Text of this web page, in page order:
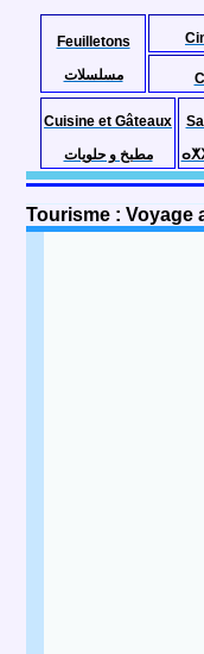
Feuilletons
مسلسلات
Cuisine et Gâteaux
مطبخ و حلويات
Tourisme : Voyage